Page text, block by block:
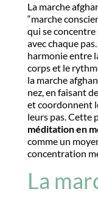
La marche
“marche
qui se
avec chaque
harmonie entre
corps et le
la marche
nez, en faisant
et coordonnent
leurs pas. Cette
méditation en
comme un
concentration
La